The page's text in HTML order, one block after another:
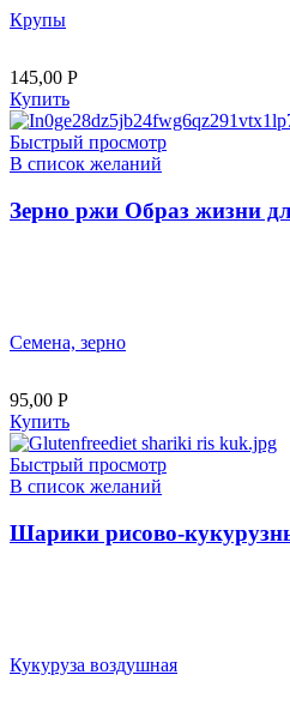
Крупы
145,00 Р
Купить
Быстрый просмотр
В список желаний
Зерно ржи Образ жизни
Семена, зерно
95,00 Р
Купить
Быстрый просмотр
В список желаний
Шарики рисово-
Кукуруза воздушная